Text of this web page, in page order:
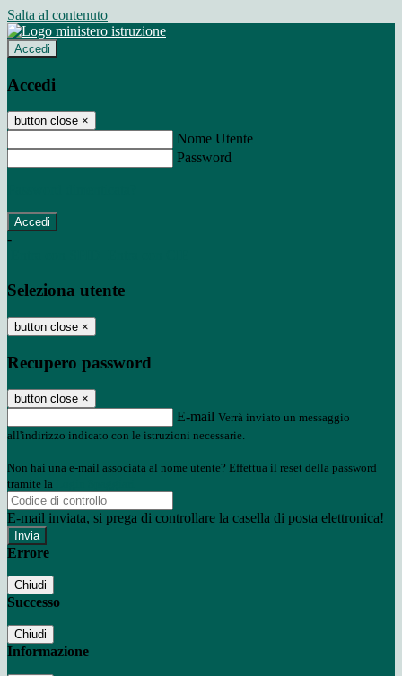
Salta al contenuto
Accedi
Accedi
button close ×
Nome Utente
Password
-
Seleziona utente
button close ×
Recupero password
button close ×
E-mail Verrà inviato un messaggio
all'indirizzo indicato con le istruzioni necessarie.
Non hai una e-mail associata al nome utente? Effettua il reset della password
tramite la
E-mail inviata, si prega di controllare la casella di posta elettronica!
Errore
Chiudi
Successo
Chiudi
Informazione